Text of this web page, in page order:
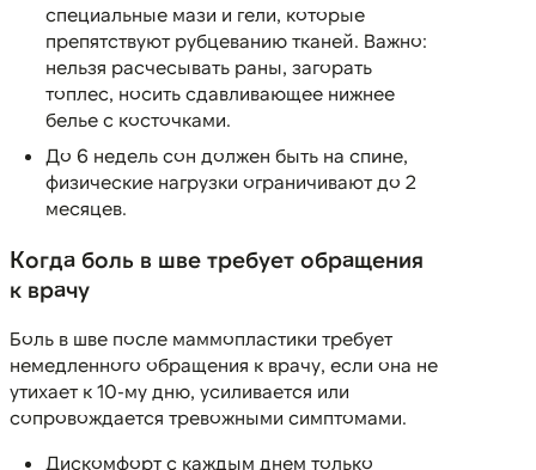
специальные мази и гели, которые
препятствуют рубцеванию тканей. Важно:
нельзя расчесывать раны, загорать
топлес, носить сдавливающее нижнее
белье с косточками.
До 6 недель сон должен быть на спине,
физические нагрузки ограничивают до 2
месяцев.
Когда боль в шве требует обращения
к врачу
Боль в шве после маммопластики требует
немедленного обращения к врачу, если она не
утихает к 10-му дню, усиливается или
сопровождается тревожными симптомами.
Дискомфорт с каждым днем только